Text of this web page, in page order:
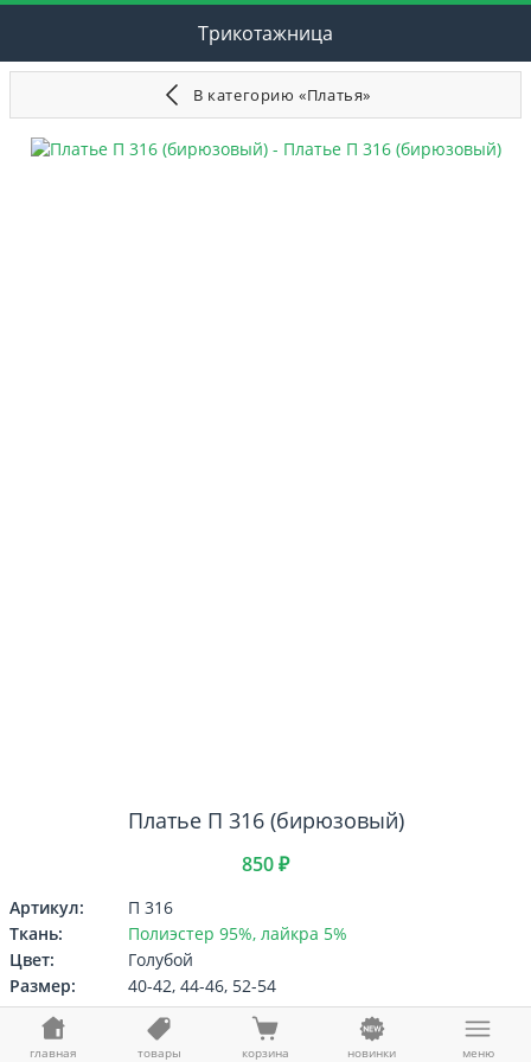
Трикотажница
В категорию «Платья»
Платье П 316 (бирюзовый)
850 ₽
Артикул:
П 316
Ткань:
Полиэстер 95%, лайкра 5%
Цвет:
Голубой
Размер:
40-42, 44-46, 52-54
ВыберитеРазмер